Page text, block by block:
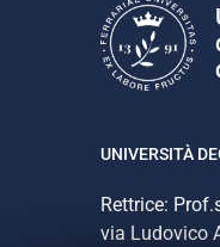
UNIVERSITÀ
Rettrice:
via Ludovico